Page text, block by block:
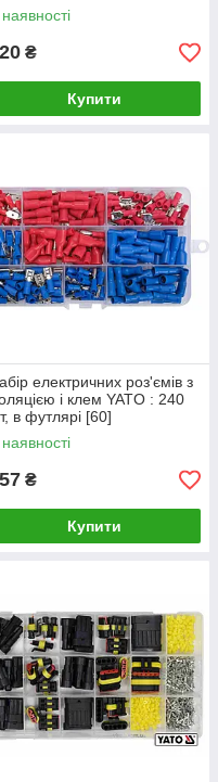
₴
Купити
електричних роз'ємів з
і клем YATO : 240
в футлярі [60]
₴
Купити